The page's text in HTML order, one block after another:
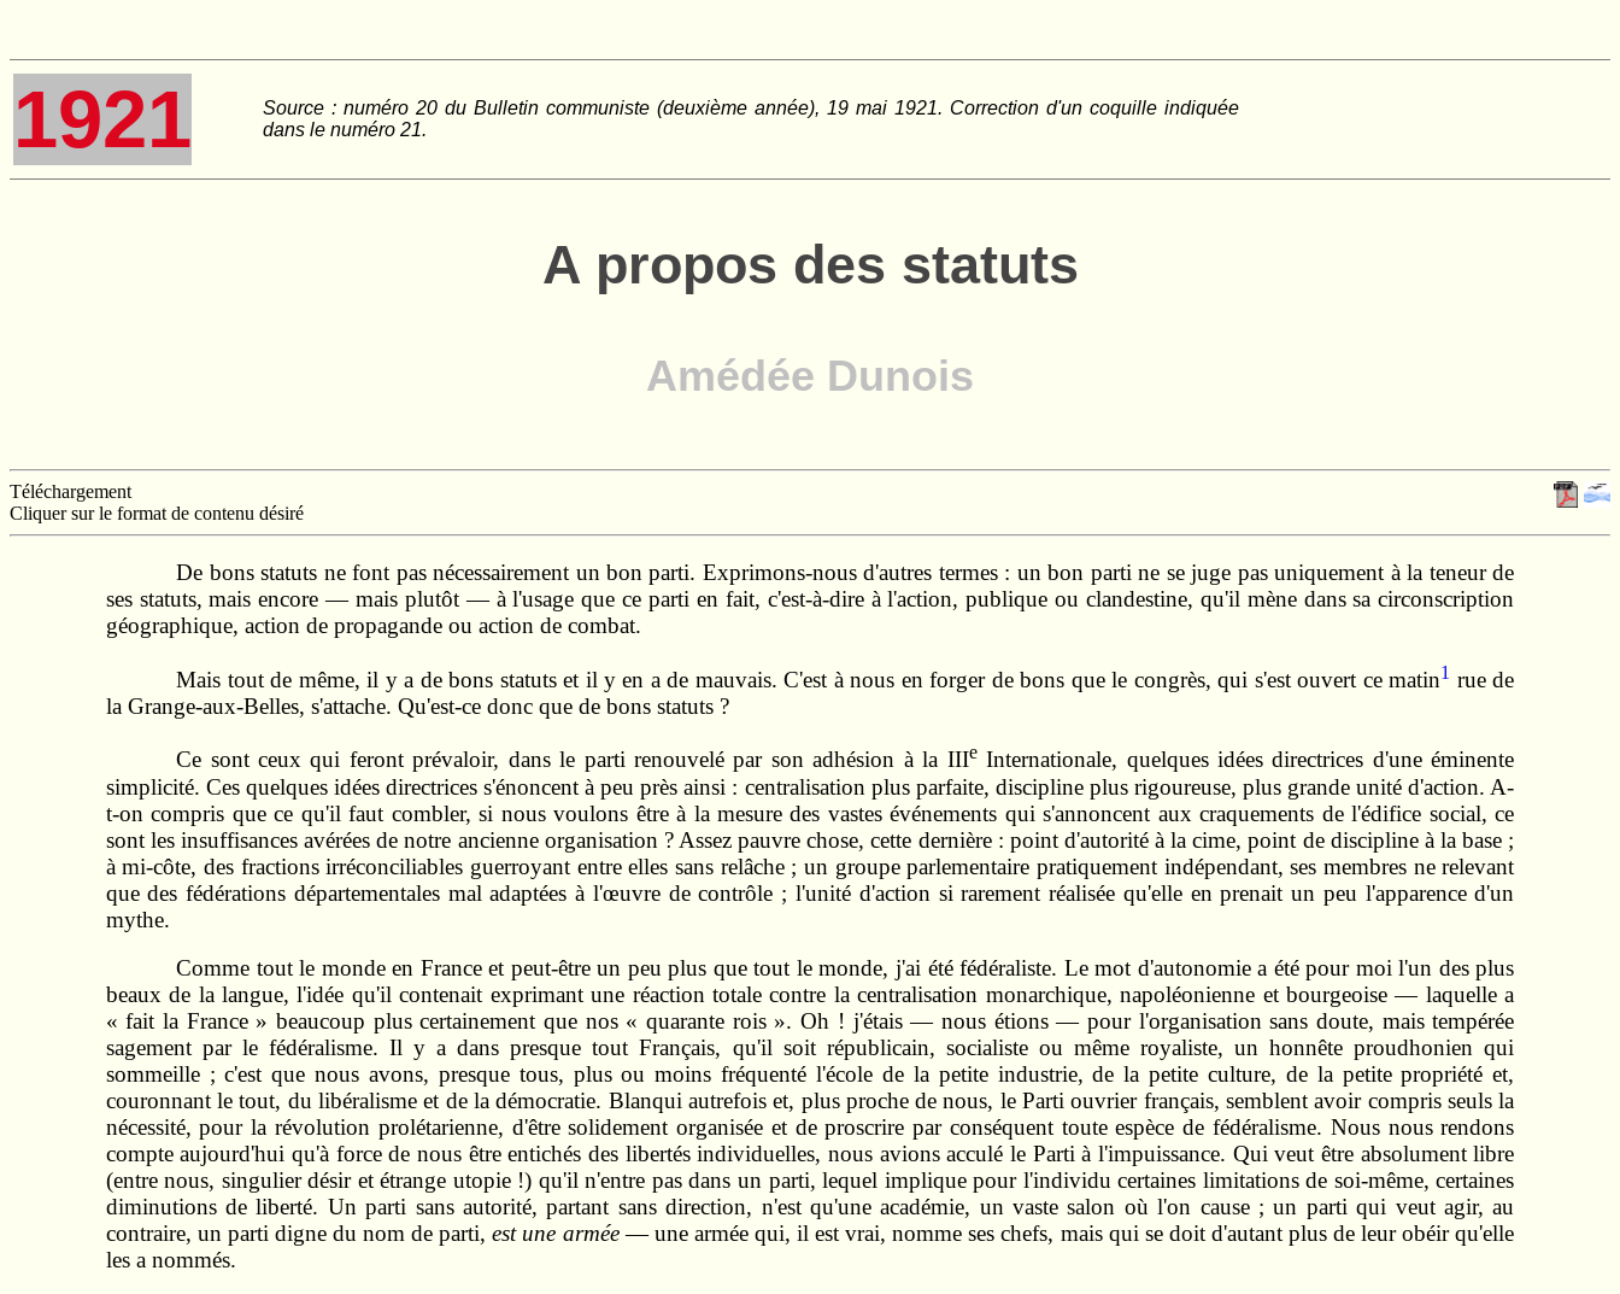
1921
Source : numéro 20 du Bulletin communiste (deuxième année), 19 mai 1921. Correction d'un coquille indiquée
dans le numéro 21.
A propos des statuts
Amédée Dunois
Téléchargement
Cliquer sur le format de contenu désiré
De bons statuts ne font pas nécessairement un bon parti. Exprimons-nous d'autres termes : un bon parti ne se juge pas uniquement à la teneur de
ses statuts, mais encore — mais plutôt — à l'usage que ce parti en fait, c'est-à-dire à l'action, publique ou clandestine, qu'il mène dans sa circonscription
géographique, action de propagande ou action de combat.
Mais tout de même, il y a de bons statuts et il y en a de mauvais. C'est à nous en forger de bons que le congrès, qui s'est ouvert ce matin1 rue de
la Grange-aux-Belles, s'attache. Qu'est-ce donc que de bons statuts ?
Ce sont ceux qui feront prévaloir, dans le parti renouvelé par son adhésion à la IIIeInternationale, quelques idées directrices d'une éminente
simplicité. Ces quelques idées directrices s'énoncent à peu près ainsi : centralisation plus parfaite, discipline plus rigoureuse, plus grande unité d'action. A-
t-on compris que ce qu'il faut combler, si nous voulons être à la mesure des vastes événements qui s'annoncent aux craquements de l'édifice social, ce
sont les insuffisances avérées de notre ancienne organisation ? Assez pauvre chose, cette dernière : point d'autorité à la cime, point de discipline à la base ;
à mi-côte, des fractions irréconciliables guerroyant entre elles sans relâche ; un groupe parlementaire pratiquement indépendant, ses membres ne relevant
que des fédérations départementales mal adaptées à l'œuvre de contrôle ; l'unité d'action si rarement réalisée qu'elle en prenait un peu l'apparence d'un
mythe.
Comme tout le monde en France et peut-être un peu plus que tout le monde, j'ai été fédéraliste. Le mot d'autonomie a été pour moi l'un des plus
beaux de la langue, l'idée qu'il contenait exprimant une réaction totale contre la centralisation monarchique, napoléonienne et bourgeoise — laquelle a
« fait la France » beaucoup plus certainement que nos « quarante rois ». Oh ! j'étais — nous étions — pour l'organisation sans doute, mais tempérée
sagement par le fédéralisme. Il y a dans presque tout Français, qu'il soit républicain, socialiste ou même royaliste, un honnête proudhonien qui
sommeille ; c'est que nous avons, presque tous, plus ou moins fréquenté l'école de la petite industrie, de la petite culture, de la petite propriété et,
couronnant le tout, du libéralisme et de la démocratie. Blanqui autrefois et, plus proche de nous, le Parti ouvrier français, semblent avoir compris seuls la
nécessité, pour la révolution prolétarienne, d'être solidement organisée et de proscrire par conséquent toute espèce de fédéralisme. Nous nous rendons
compte aujourd'hui qu'à force de nous être entichés des libertés individuelles, nous avions acculé le Parti à l'impuissance. Qui veut être absolument libre
(entre nous, singulier désir et étrange utopie !) qu'il n'entre pas dans un parti, lequel implique pour l'individu certaines limitations de soi-même, certaines
diminutions de liberté. Un parti sans autorité, partant sans direction, n'est qu'une académie, un vaste salon où l'on cause ; un parti qui veut agir, au
contraire, un parti digne du nom de parti,est une armée— une armée qui, il est vrai, nomme ses chefs, mais qui se doit d'autant plus de leur obéir qu'elle
les a nommés.